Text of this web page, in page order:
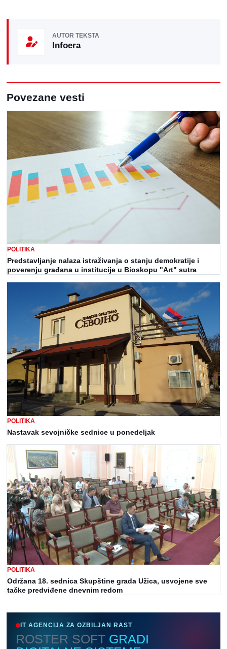
AUTOR TEKSTA
Infoera
Povezane vesti
POLITIKA
Predstavljanje nalaza istraživanja o stanju demokratije i
poverenju građana u institucije u Bioskopu "Art" sutra
POLITIKA
Nastavak sevojničke sednice u ponedeljak
POLITIKA
Održana 18. sednica Skupštine grada Užica, usvojene sve
tačke predviđene dnevnim redom
IT AGENCIJA ZA OZBILJAN RAST
ROSTER SOFT GRADI